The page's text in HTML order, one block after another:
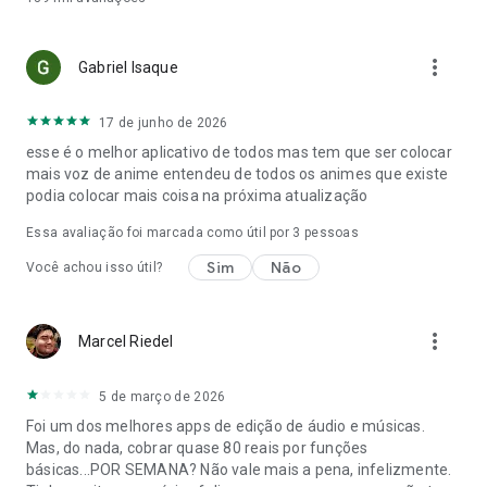
Gabriel Isaque more_vert
17 de junho de 2026
esse é o melhor aplicativo de todos mas tem que ser colocar
mais voz de anime entendeu de todos os animes que existe
podia colocar mais coisa na próxima atualização
Essa avaliação foi marcada como útil por 3 pessoas
Você achou isso útil? Sim Não
Marcel Riedel more_vert
5 de março de 2026
Foi um dos melhores apps de edição de áudio e músicas.
Mas, do nada, cobrar quase 80 reais por funções
básicas...POR SEMANA? Não vale mais a pena, infelizmente.